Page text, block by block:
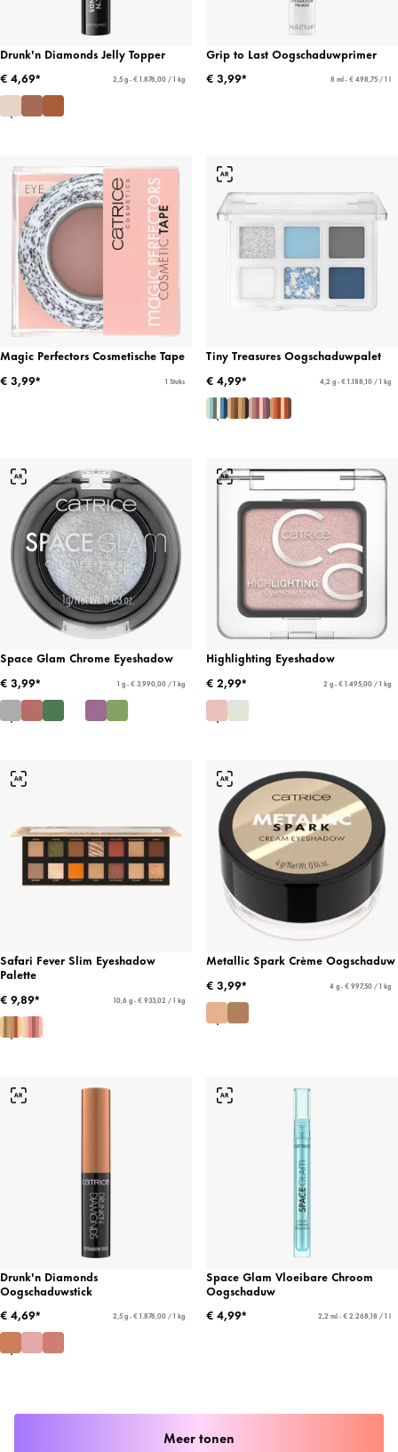
Drunk'n Diamonds Jelly Topper
€ 4,69*
2,5 g - € 1.876,00 / 1 kg
Grip to Last Oogschaduwprimer
€ 3,99*
8 ml - € 498,75 / 1 l
Magic Perfectors Cosmetische Tape
€ 3,99*
1 Stuks
Tiny Treasures Oogschaduwpalet
€ 4,99*
4,2 g - € 1.188,10 / 1 kg
Space Glam Chrome Eyeshadow
€ 3,99*
1 g - € 3.990,00 / 1 kg
Highlighting Eyeshadow
€ 2,99*
2 g - € 1.495,00 / 1 kg
Safari Fever Slim Eyeshadow
Palette
€ 9,89*
10,6 g - € 933,02 / 1 kg
Metallic Spark Crème Oogschaduw
€ 3,99*
4 g - € 997,50 / 1 kg
Drunk'n Diamonds
Oogschaduwstick
€ 4,69*
2,5 g - € 1.876,00 / 1 kg
Space Glam Vloeibare Chroom
Oogschaduw
€ 4,99*
2,2 ml - € 2.268,18 / 1 l
Meer tonen